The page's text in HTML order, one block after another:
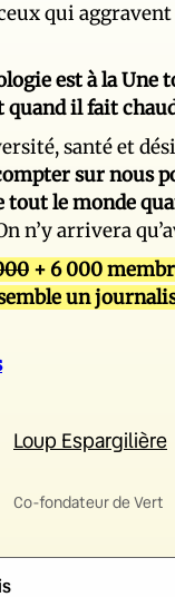
qui
est à la Une
quand il fait
santé et
sur nous
tout le monde
n’y arrivera
+ 6 000
un
Loup Espargilière
Co-fondateur de Vert